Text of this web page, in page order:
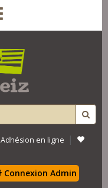
Adhésion en ligne |
Connexion Admin